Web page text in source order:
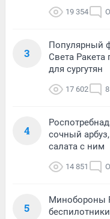
19 354
3
Популярный
Света Ракета
для сургутян
17 602 8
4
сочный
салата с ним
14 851
5
Минобороны
беспилотники